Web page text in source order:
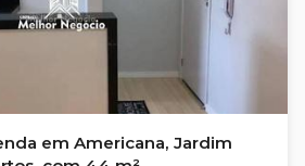
em Americana, Jardim